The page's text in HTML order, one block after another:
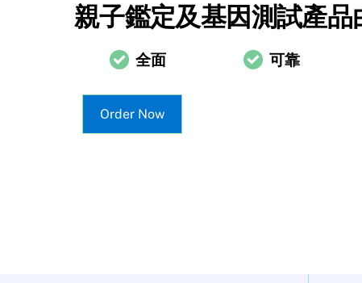
親子鑑定及基因測試產
全面 可靠
Order Now